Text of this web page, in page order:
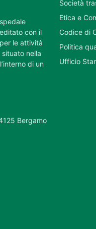
con il
le attività
situato nella
di un
Bergamo
Società
Etica e
Codice di
Politica
Ufficio